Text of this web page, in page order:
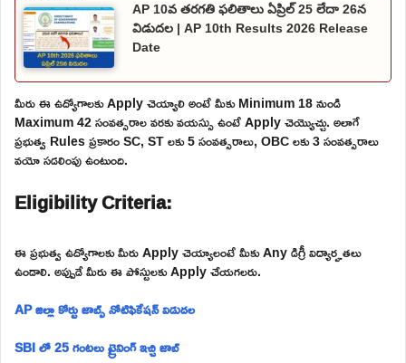
AP 10వ తరగతి ఫలితాలు ఏప్రిల్ 25 లేదా 26న
విడుదల | AP 10th Results 2026 Release
Date
మీరు ఈ ఉద్యోగాలకు Apply చెయ్యాలి అంటే మీకు Minimum 18 నుండి
Maximum 42 సంవత్సరాల వరకు వయస్సు ఉంటే Apply చెయ్యొచ్చు. అలాగే
ప్రభుత్వ Rules ప్రకారం SC, ST లకు 5 సంవత్సరాలు, OBC లకు 3 సంవత్సరాలు
వయో సడలింపు ఉంటుంది.
Eligibility Criteria:
ఈ ప్రభుత్వ ఉద్యోగాలకు మీరు Apply చెయ్యాలంటే మీకు Any డిగ్రీ విద్యార్హతలు
ఉండాలి. అప్పుడే మీరు ఈ పోస్టులకు Apply చేయగలరు.
AP జిల్లా కోర్టు జాబ్స్ నోటిఫికేషన్ విడుదల
SBI లో 25 గంటలు ట్రైనింగ్ ఇచ్చి జాబ్